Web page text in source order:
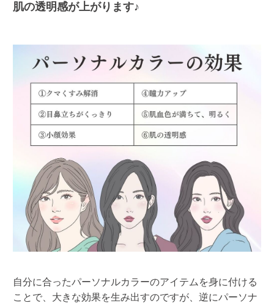
肌の透明感が上がります♪
自分に合ったパーソナルカラーのアイテムを身に付ける
ことで、大きな効果を生み出すのですが、逆にパーソナ